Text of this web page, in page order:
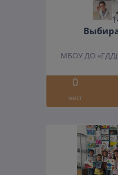
МБОУ ДО
0
мест